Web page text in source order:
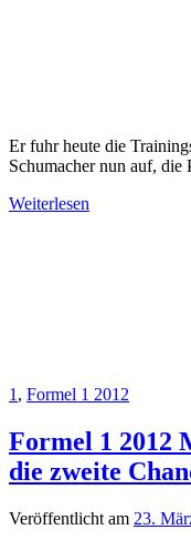
Er fuhr heute die
Schumacher nun auf, die
Weiterlesen
1 , Formel 1 2012
Formel 1 2012
die zweite
Veröffentlicht am 23.